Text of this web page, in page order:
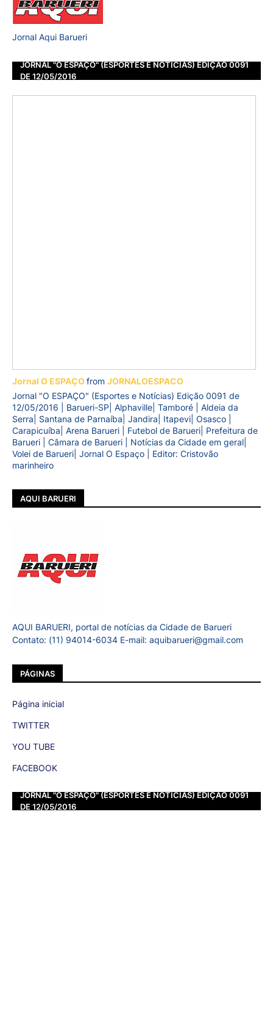
Jornal Aqui Barueri
JORNAL "O ESPAÇO" (ESPORTES E NOTÍCIAS) EDIÇÃO 0091
DE 12/05/2016
Jornal O ESPAÇOfrom JORNALOESPACO
Jornal "O ESPAÇO" (Esportes e Notícias) Edição 0091 de
12/05/2016 | Barueri-SP| Alphaville| Tamboré | Aldeia da
Serra| Santana de Parnaíba| Jandira| Itapevi| Osasco |
Carapicuíba| Arena Barueri | Futebol de Barueri| Prefeitura de
Barueri | Câmara de Barueri | Notícias da Cidade em geral|
Volei de Barueri| Jornal O Espaço | Editor: Cristovão
marinheiro
AQUI BARUERI
AQUI BARUERI, portal de notícias da Cidade de Barueri
Contato: (11) 94014-6034 E-mail: aquibarueri@gmail.com
PÁGINAS
Página inicial
TWITTER
YOU TUBE
FACEBOOK
JORNAL "O ESPAÇO" (ESPORTES E NOTÍCIAS) EDIÇÃO 0091
DE 12/05/2016